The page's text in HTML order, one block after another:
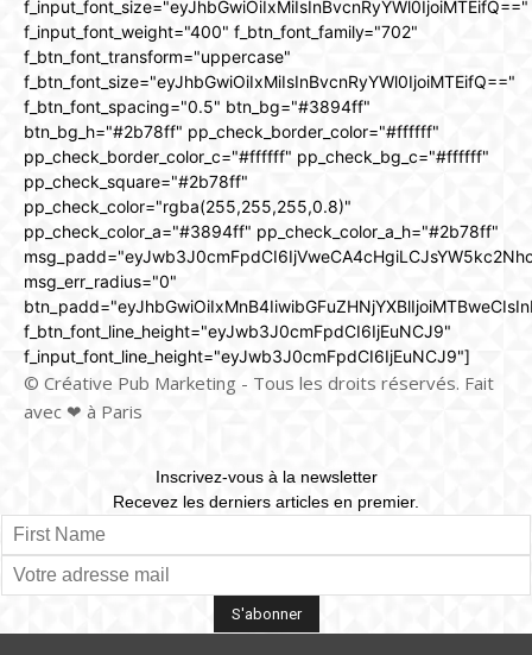
f_input_font_size="eyJhbGwiOiIxMiIsInBvcnRyYWl0IjoiMTEifQ=="
f_input_font_weight="400" f_btn_font_family="702"
f_btn_font_transform="uppercase"
f_btn_font_size="eyJhbGwiOiIxMiIsInBvcnRyYWl0IjoiMTEifQ=="
f_btn_font_spacing="0.5" btn_bg="#3894ff"
btn_bg_h="#2b78ff" pp_check_border_color="#ffffff"
pp_check_border_color_c="#ffffff" pp_check_bg_c="#ffffff"
pp_check_square="#2b78ff"
pp_check_color="rgba(255,255,255,0.8)"
pp_check_color_a="#3894ff" pp_check_color_a_h="#2b78ff"
msg_err_radius="0"
f_btn_font_line_height="eyJwb3J0cmFpdCI6IjEuNCJ9"
f_input_font_line_height="eyJwb3J0cmFpdCI6IjEuNCJ9"]
© Créative Pub Marketing - Tous les droits réservés. Fait
avec ❤ à Paris
Inscrivez-vous à la newsletter
Recevez les derniers articles en premier.